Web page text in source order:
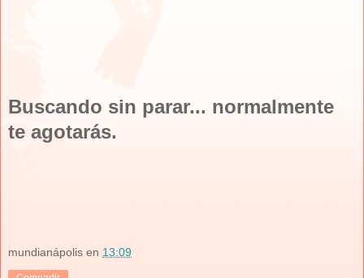
Buscando sin parar... normalmente
te agotarás.
mundianápolis en 13:09